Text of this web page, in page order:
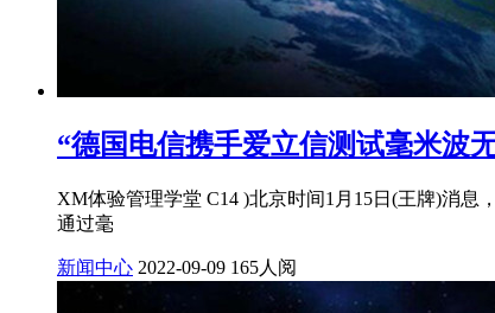
“德国电信携手爱立信测试毫米波
XM体验管理学堂 C14 )北京时间1月15日(王牌)消
通过毫
新闻中心 2022-09-09 165人阅